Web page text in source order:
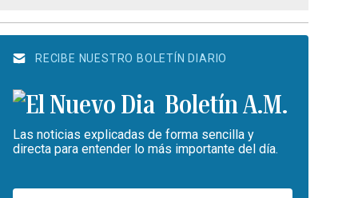
RECIBE NUESTRO BOLETÍN DIARIO
Boletín A.M.
Las noticias explicadas de forma sencilla y
directa para entender lo más importante del día.